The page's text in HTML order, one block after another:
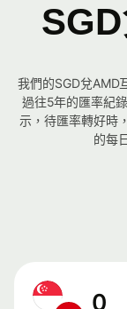
我們的SGD兌AMD
過往5年的匯率紀
示，待匯率轉好時
的每
0